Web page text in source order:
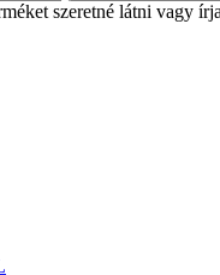
szeretné látni vagy